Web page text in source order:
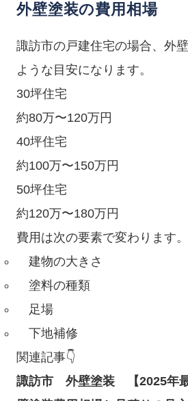
外壁塗装の費用相場
諏訪市の戸建住宅の場合、外
ような目安になります。
30坪住宅
約80万〜120万円
40坪住宅
約100万〜150万円
50坪住宅
約120万〜180万円
費用は次の要素で変わります。
建物の大きさ
塗料の種類
足場
下地補修
関連記事👇
諏訪市 外壁塗装 【2025年